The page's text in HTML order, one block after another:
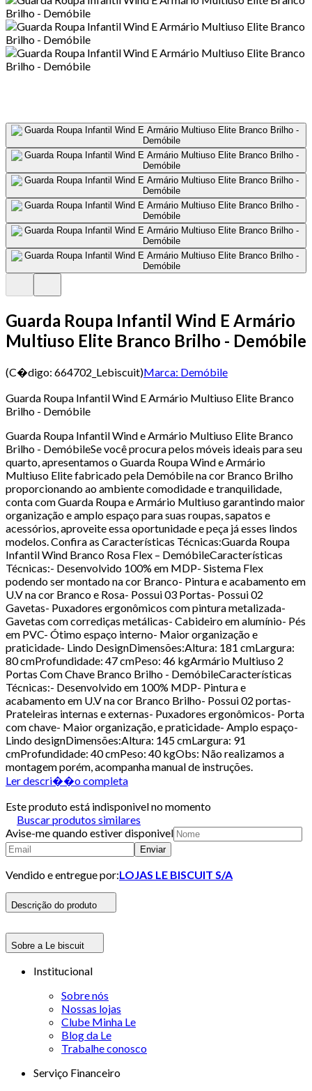
Guarda Roupa Infantil Wind E Armário
Multiuso Elite Branco Brilho - Demóbile
(C�digo: 664702_Lebiscuit)Marca: Demóbile
Guarda Roupa Infantil Wind E Armário Multiuso Elite Branco
Brilho - Demóbile
Guarda Roupa Infantil Wind e Armário Multiuso Elite Branco
Brilho - DemóbileSe você procura pelos móveis ideais para seu
quarto, apresentamos o Guarda Roupa Wind e Armário
Multiuso Elite fabricado pela Demóbile na cor Branco Brilho
proporcionando ao ambiente comodidade e tranquilidade,
conta com Guarda Roupa e Armário Multiuso garantindo maior
organização e amplo espaço para suas roupas, sapatos e
acessórios, aproveite essa oportunidade e peça já esses lindos
modelos. Confira as Características Técnicas:Guarda Roupa
Infantil Wind Branco Rosa Flex – DemóbileCaracterísticas
Técnicas:- Desenvolvido 100% em MDP- Sistema Flex
podendo ser montado na cor Branco- Pintura e acabamento em
U.V na cor Branco e Rosa- Possui 03 Portas- Possui 02
Gavetas- Puxadores ergonômicos com pintura metalizada-
Gavetas com corrediças metálicas- Cabideiro em alumínio- Pés
em PVC- Ótimo espaço interno- Maior organização e
praticidade- Lindo DesignDimensões:Altura: 181 cmLargura:
80 cmProfundidade: 47 cmPeso: 46 kgArmário Multiuso 2
Portas Com Chave Branco Brilho - DemóbileCaracterísticas
Técnicas:- Desenvolvido em 100% MDP- Pintura e
acabamento em U.V na cor Branco Brilho- Possui 02 portas-
Prateleiras internas e externas- Puxadores ergonômicos- Porta
com chave- Maior organização, e praticidade- Amplo espaço-
Lindo designDimensões:Altura: 145 cmLargura: 91
cmProfundidade: 40 cmPeso: 40 kgObs: Não realizamos a
montagem porém, acompanha manual de instruções.
Ler descri��o completa
Este produto está indisponivel no momento
Buscar produtos similares
Avise-me quando estiver disponivel
Enviar
Vendido e entregue por:LOJAS LE BISCUIT S/A
Descrição do produto
Sobre a Le biscuit
Institucional
Sobre nós
Nossas lojas
Clube Minha Le
Blog da Le
Trabalhe conosco
Serviço Financeiro